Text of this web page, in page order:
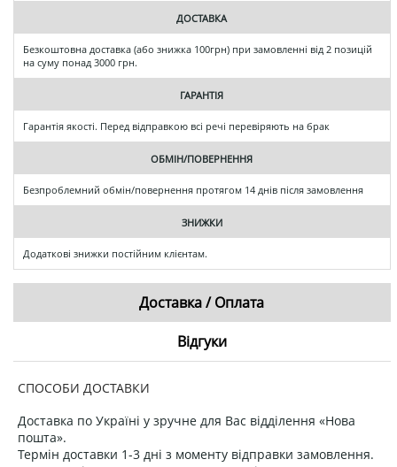
ДОСТАВКА
Безкоштовна доставка (або знижка 100грн) при замовленні від 2 позицій
на суму понад 3000 грн.
ГАРАНТІЯ
Гарантія якості. Перед відправкою всі речі перевіряють на брак
ОБМІН/ПОВЕРНЕННЯ
Безпроблемний обмін/повернення протягом 14 днів після замовлення
ЗНИЖКИ
Додаткові знижки постійним клієнтам.
Доставка / Оплата
Відгуки
СПОСОБИ ДОСТАВКИ
Доставка по Україні у зручне для Вас відділення «Нова
пошта».
Термін доставки 1-3 дні з моменту відправки замовлення.